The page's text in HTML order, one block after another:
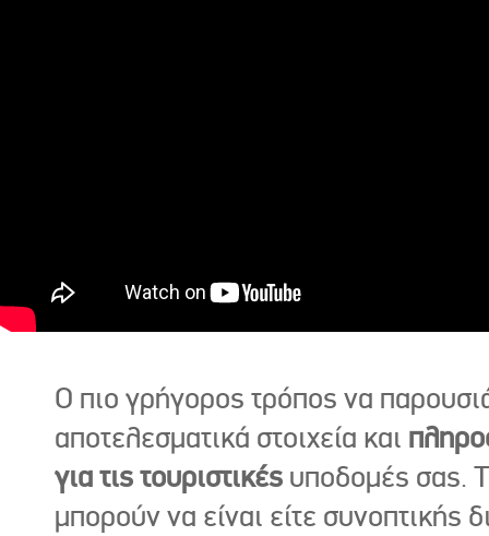
Ο πιο γρήγορος τρόπος να
αποτελεσματικά στοιχεία και
για τις τουριστικές υποδομές σας.
μπορούν να είναι είτε συνοπτικής